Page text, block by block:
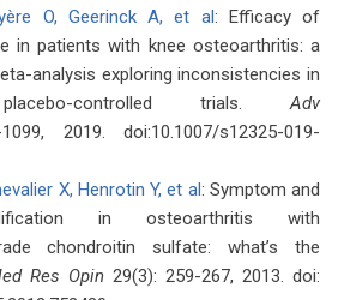
O, Geerinck A, et al: Efficacy of
in patients with knee osteoarthritis: a
analysis exploring inconsistencies in
placebo-controlled trials.Adv
2019. doi:10.1007/s12325-019-
X, Henrotin Y, et al: Symptom and
in osteoarthritis with
chondroitin sulfate: what’s the
Res Opin 29(3): 259-267, 2013. doi: